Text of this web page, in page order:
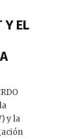
Y EL
y la